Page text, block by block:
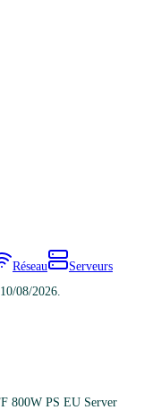
Réseau
Serveurs
08/2026.
800W PS EU Server